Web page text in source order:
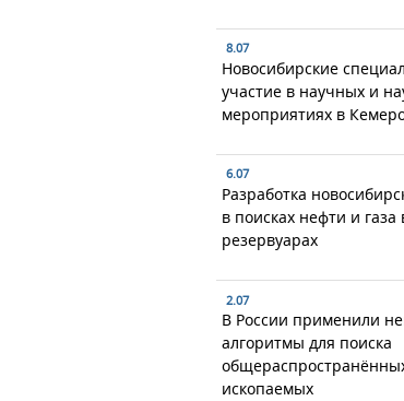
8.07
Новосибирские
участие в научных и
мероприятиях в
6.07
Разработка
в поисках нефти и
резервуарах
2.07
В России применили
алгоритмы для поиска
ископаемых